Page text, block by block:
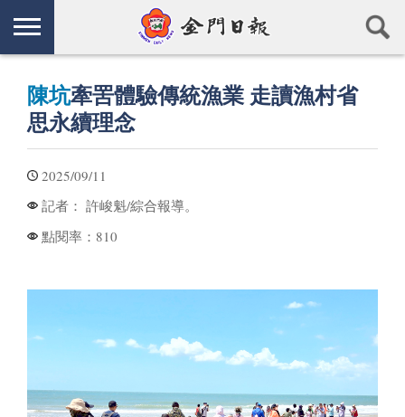
陳坑牽罟體驗傳統漁業 走讀漁村省
思永續理念
2025/09/11
記者： 許峻魁/綜合報導。
點閱率： 810